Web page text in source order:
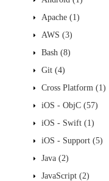
Apache (1)
AWS (3)
Bash (8)
Git (4)
Cross Platform (1)
iOS - ObjC (57)
iOS - Swift (1)
iOS - Support (5)
Java (2)
JavaScript (2)